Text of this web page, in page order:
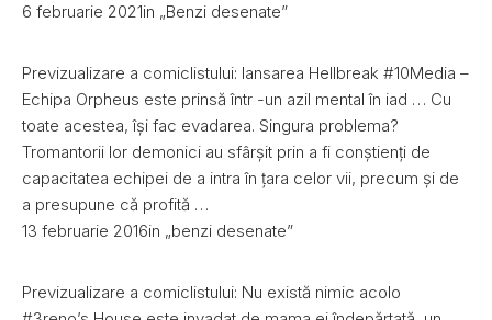
6 februarie 2021in „Benzi desenate”
Previzualizare a comiclistului: lansarea Hellbreak #10Media –
Echipa Orpheus este prinsă într -un azil mental în iad … Cu
toate acestea, își fac evadarea. Singura problema?
Tromantorii lor demonici au sfârșit prin a fi conștienți de
capacitatea echipei de a intra în țara celor vii, precum și de
a presupune că profită …
13 februarie 2016in „benzi desenate”
Previzualizare a comiclistului: Nu există nimic acolo